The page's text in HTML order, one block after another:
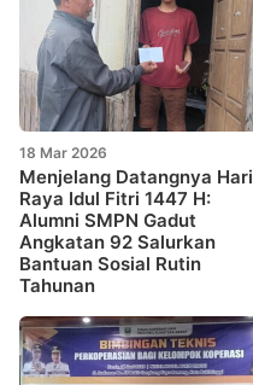
18 Mar 2026
Menjelang Datangnya Hari
Raya Idul Fitri 1447 H:
Alumni SMPN Gadut
Angkatan 92 Salurkan
Bantuan Sosial Rutin
Tahunan